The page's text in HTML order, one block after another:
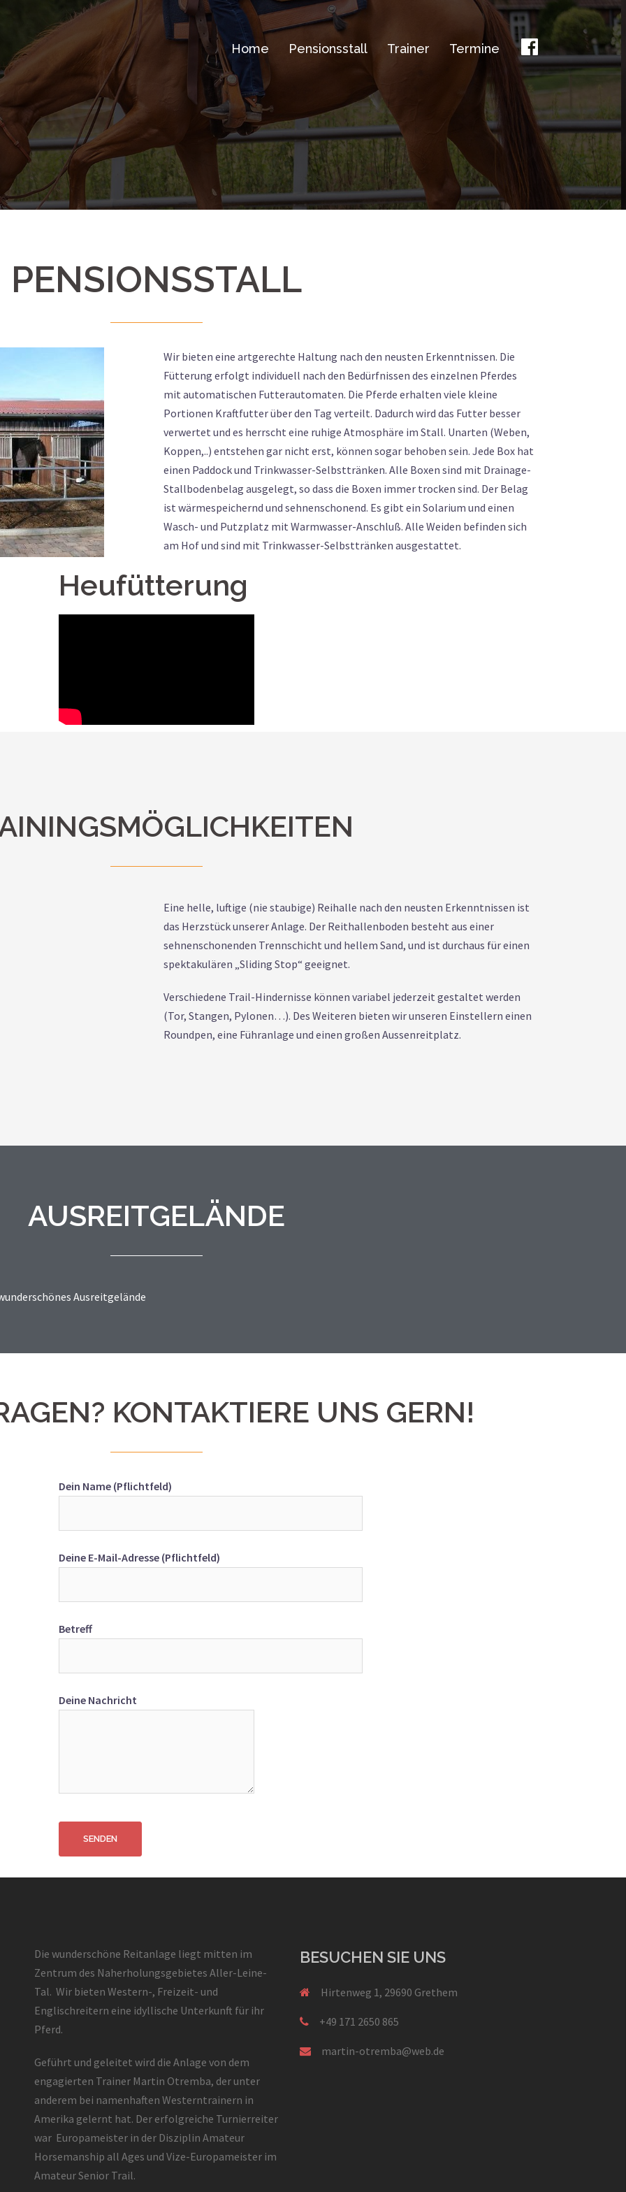
Home Pensionsstall Trainer Termine
PENSIONSSTALL
Wir bieten eine artgerechte Haltung nach den neusten Erkenntnissen. Die
Fütterung erfolgt individuell nach den Bedürfnissen des einzelnen Pferdes
mit automatischen Futterautomaten. Die Pferde erhalten viele kleine
Portionen Kraftfutter über den Tag verteilt. Dadurch wird das Futter besser
verwertet und es herrscht eine ruhige Atmosphäre im Stall. Unarten (Weben,
Koppen,..) entstehen gar nicht erst, können sogar behoben sein. Jede Box hat
einen Paddock und Trinkwasser-Selbsttränken. Alle Boxen sind mit Drainage-
Stallbodenbelag ausgelegt, so dass die Boxen immer trocken sind. Der Belag
ist wärmespeichernd und sehnenschonend. Es gibt ein Solarium und einen
Wasch- und Putzplatz mit Warmwasser-Anschluß. Alle Weiden befinden sich
am Hof und sind mit Trinkwasser-Selbsttränken ausgestattet.
Heufütterung
Eine helle, luftige (nie staubige) Reihalle nach den neusten Erkenntnissen ist
das Herzstück unserer Anlage. Der Reithallenboden besteht aus einer
sehnenschonenden Trennschicht und hellem Sand, und ist durchaus für einen
spektakulären „Sliding Stop“ geeignet.
Verschiedene Trail-Hindernisse können variabel jederzeit gestaltet werden
(Tor, Stangen, Pylonen…). Des Weiteren bieten wir unseren Einstellern einen
Roundpen, eine Führanlage und einen großen Aussenreitplatz.
AUSREITGELÄNDE
Ausreitgelände
KONTAKTIERE UNS GERN!
Dein Name (Pflichtfeld)
Deine E-Mail-Adresse (Pflichtfeld)
Betreff
Deine Nachricht
Die wunderschöne Reitanlage liegt mitten im
Zentrum des Naherholungsgebietes Aller-Leine-
Tal. Wir bieten Western-, Freizeit- und
Englischreitern eine idyllische Unterkunft für ihr
Pferd.
Geführt und geleitet wird die Anlage von dem
engagierten Trainer Martin Otremba, der unter
anderem bei namenhaften Westerntrainern in
Amerika gelernt hat. Der erfolgreiche Turnierreiter
war Europameister in der Disziplin Amateur
Horsemanship all Ages und Vize-Europameister im
Amateur Senior Trail.
BESUCHEN SIE UNS
Hirtenweg 1, 29690 Grethem
+49 171 2650 865
martin-otremba@web.de